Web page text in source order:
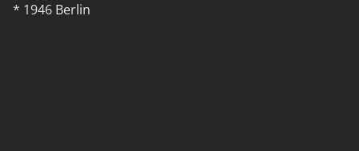
* 1946 Berlin